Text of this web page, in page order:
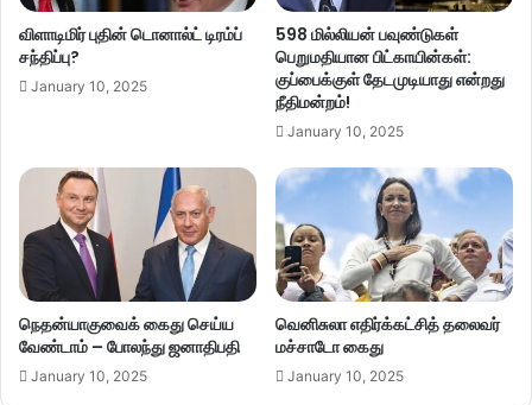
விளாடிமிர் புதின் டொனால்ட் டிரம்ப்
சந்திப்பு?
January 10, 2025
598 மில்லியன் பவுண்டுகள்
பெறுமதியான பிட்காயின்கள்:
குப்பைக்குள் தேடமுடியாது என்றது
நீதிமன்றம்!
January 10, 2025
நெதன்யாகுவைக் கைது செய்ய
வேண்டாம் – போலந்து ஜனாதிபதி
January 10, 2025
வெனிசுலா எதிர்க்கட்சித் தலைவர்
மச்சாடோ கைது
January 10, 2025